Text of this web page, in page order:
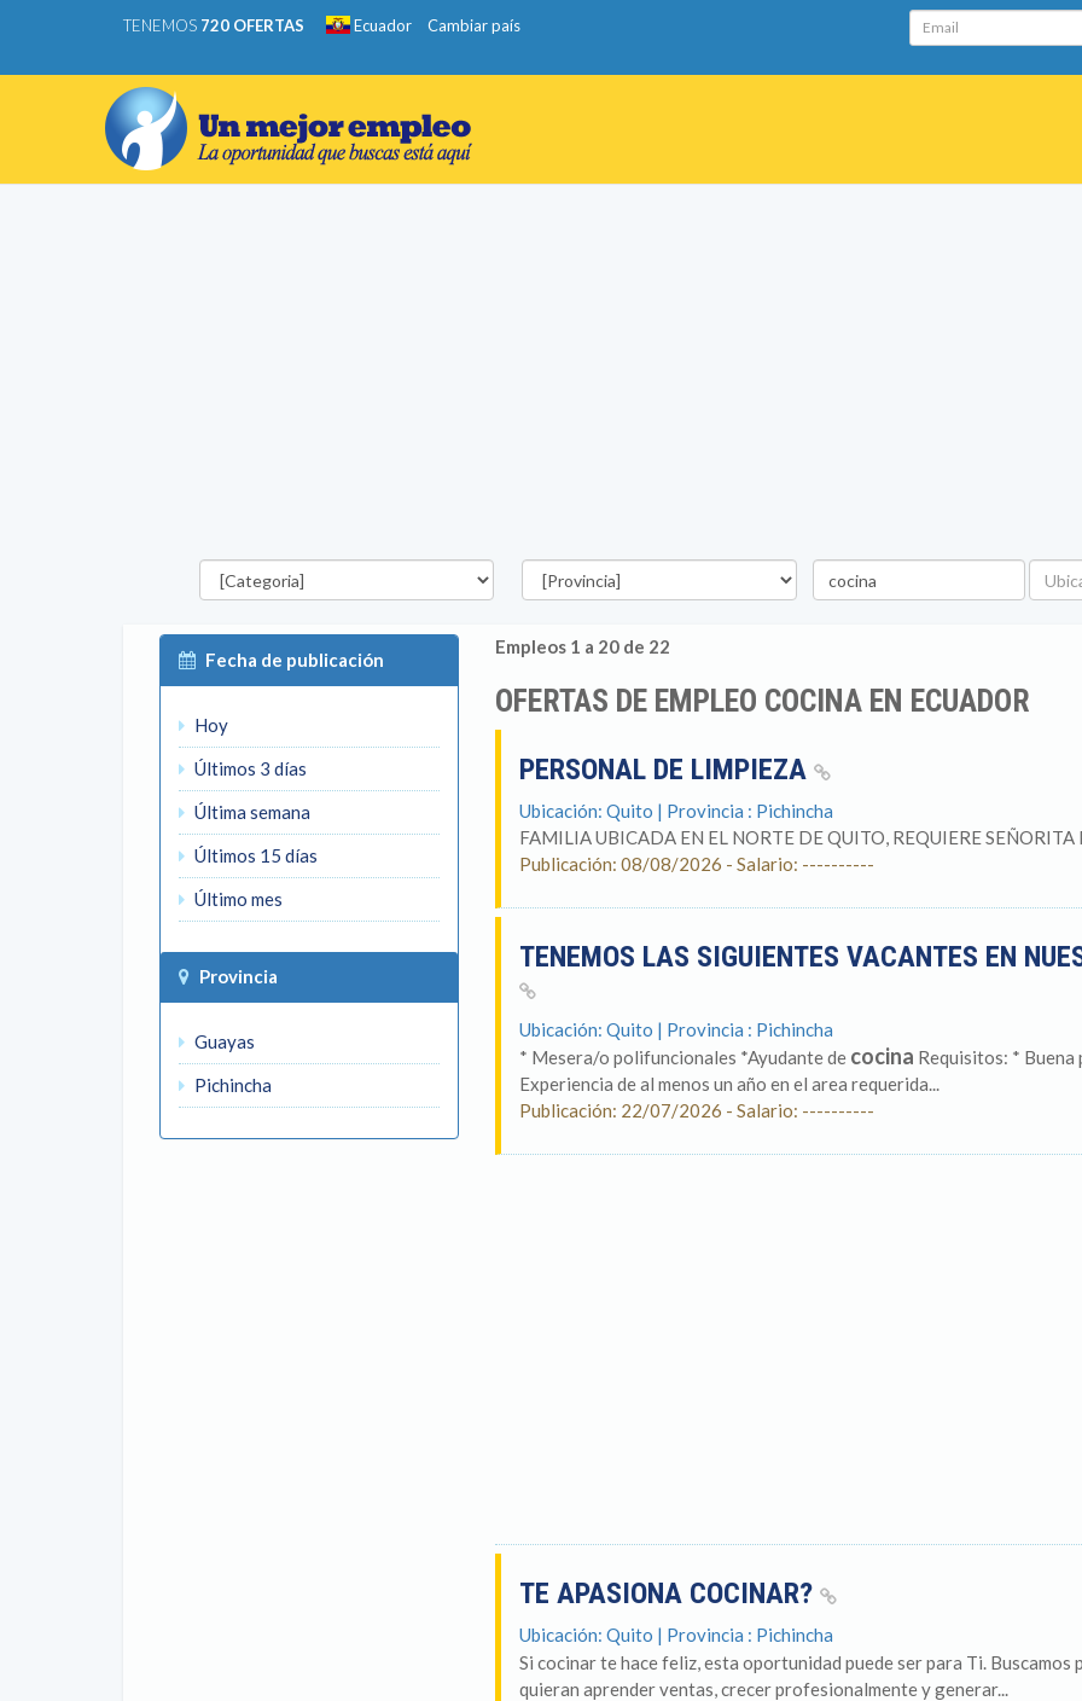
TENEMOS 720 OFERTAS Ecuador Cambiar país Email
Categorías Provincia
Palabra
clave
Fecha de publicación
Hoy
Últimos 3 días
Última semana
Últimos 15 días
Último mes
Provincia
Guayas
Pichincha
Empleos 1 a 20 de 22
OFERTAS DE EMPLEO COCINA EN ECUADOR
PERSONAL DE LIMPIEZA
Ubicación: Quito | Provincia : Pichincha
FAMILIA UBICADA EN EL NORTE DE QUITO, REQUIERE SEÑORITA
Publicación: 08/08/2026 - Salario: ----------
TENEMOS LAS SIGUIENTES VACANTES EN
Ubicación: Quito | Provincia : Pichincha
* Mesera/o polifuncionales *Ayudante de cocina Requisitos: *
Experiencia de al menos un año en el area requerida...
Publicación: 22/07/2026 - Salario: ----------
TE APASIONA COCINAR?
Ubicación: Quito | Provincia : Pichincha
Si cocinar te hace feliz, esta oportunidad puede ser para Ti. Buscamos
quieran aprender ventas, crecer profesionalmente y generar...